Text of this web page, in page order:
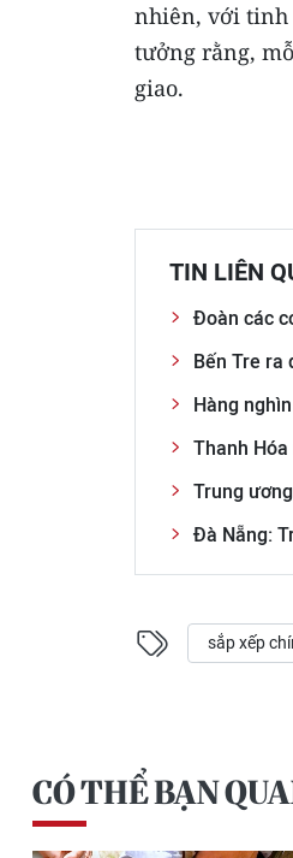
nhiên, với tinh
tưởng rằng,
giao.
TIN LIÊN
Đoàn các
Bến Tre ra
Hàng
Thanh
Trung
Đà Nẵng:
sắp xếp
CÓ THỂ BẠN